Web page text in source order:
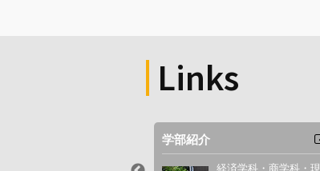
Links
学部紹介
経済学科・商学科・現